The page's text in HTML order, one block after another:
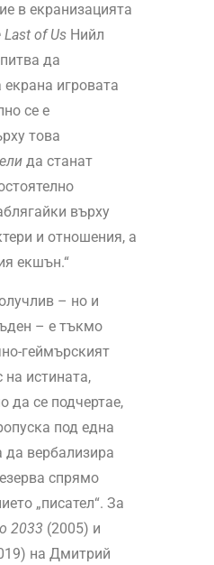
в екранизацията
Last of UsНийл
да
игровата
се е
това
да станат
върху
и отношения, а
екшън.“
– но и
– е тъкмо
геймърският
истината,
да се подчертае,
под една
вербализира
спрямо
„писател“. За
2033 (2005) и
на Дмитрий